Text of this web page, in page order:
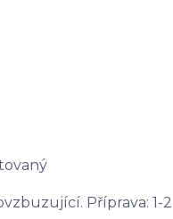
Příprava: 1-